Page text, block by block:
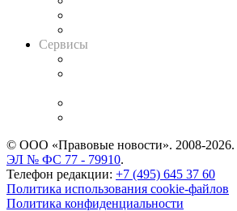
Сервисы
© ООО «Правовые новости». 2008-2026.
ЭЛ № ФС 77 - 79910.
Телефон редакции: +7 (495) 645 37 60
Политика использования cookie-файлов
Политика конфиденциальности